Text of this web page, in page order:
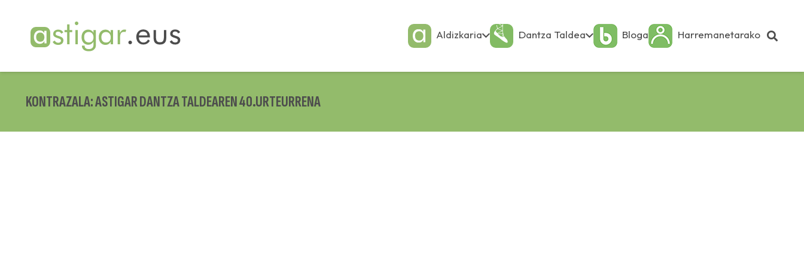
Aldizkaria Dantza Taldea Bloga Harremanetarako
KONTRAZALA: ASTIGAR DANTZA TALDEAREN 40.URTEURRENA